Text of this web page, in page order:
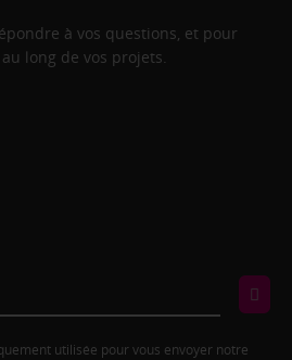
à vos questions, et pour
long de vos projets.
utilisée pour vous envoyer notre